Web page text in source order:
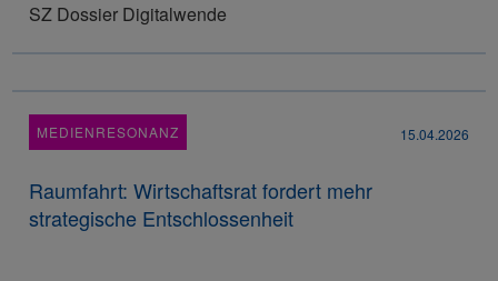
SZ Dossier Digitalwende
MEDIENRESONANZ 15.04.2026
Raumfahrt: Wirtschaftsrat fordert mehr
strategische Entschlossenheit